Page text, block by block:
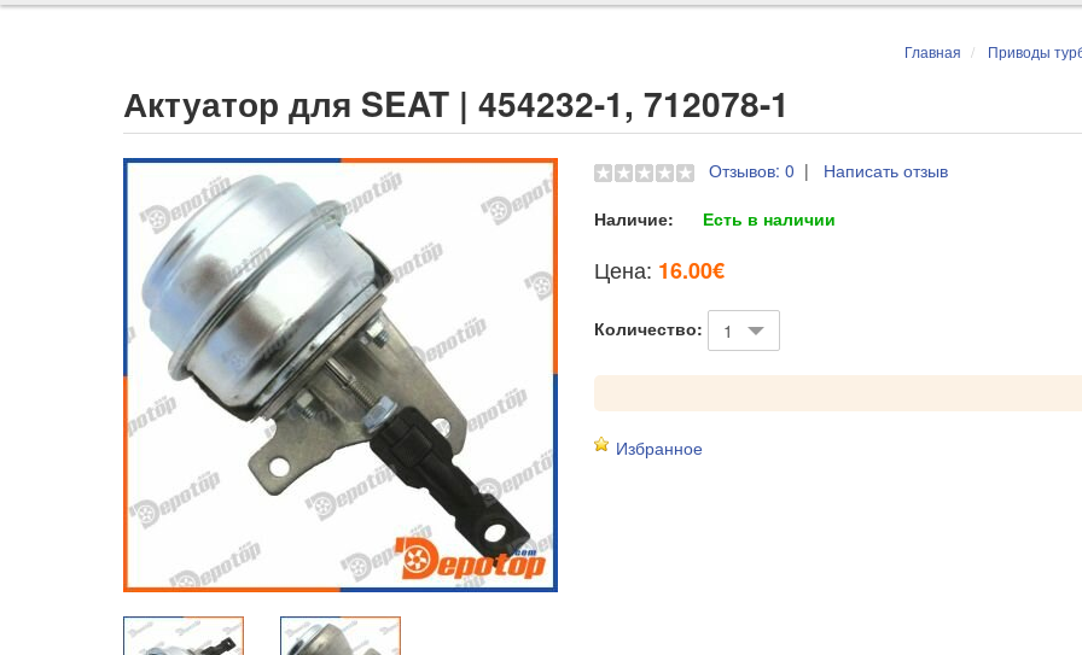
Главная Приводы
Актуатор для SEAT | 454232-1, 712078-1
Отзывов: 0 | Написать отзыв
Наличие:
Есть в наличии
Цена: 16.00€
Количество:
Избранное